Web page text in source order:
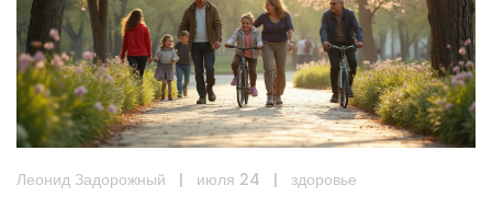
Леонид Задорожный | июля 24 |
здоровье